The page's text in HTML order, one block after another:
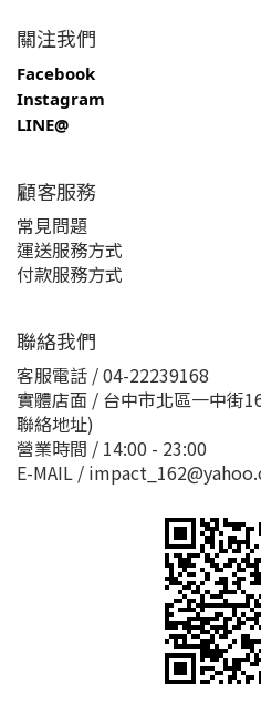
關注我們
Facebook
Instagram
LINE@
顧客服務
常見問題
運送服務方式
付款服務方式
聯絡我們
客服電話 / 04-22239168
實體店面 / 台中市北區一中街
聯絡地址)
營業時間 / 14:00 - 23:00
E-MAIL /